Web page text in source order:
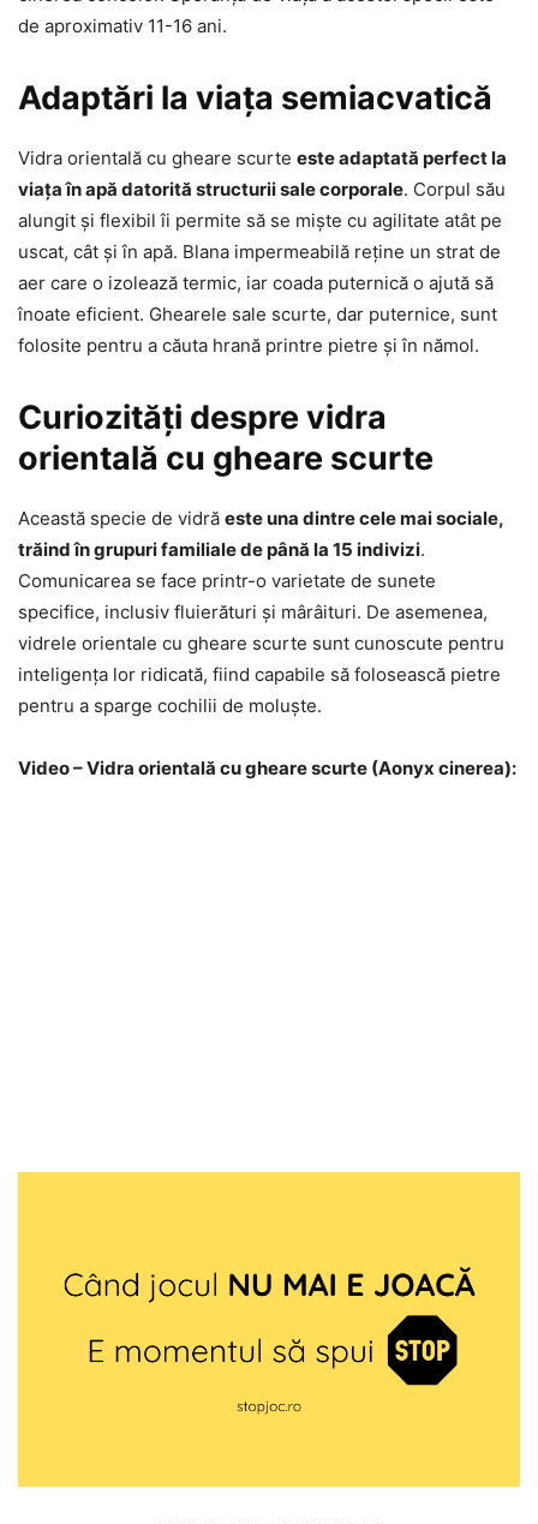
de aproximativ 11-16 ani.
Adaptări la viața semiacvatică
Vidra orientală cu gheare scurte este adaptată perfect la
viața în apă datorită structurii sale corporale. Corpul său
alungit și flexibil îi permite să se miște cu agilitate atât pe
uscat, cât și în apă. Blana impermeabilă reține un strat de
aer care o izolează termic, iar coada puternică o ajută să
înoate eficient. Ghearele sale scurte, dar puternice, sunt
folosite pentru a căuta hrană printre pietre și în nămol.
Curiozități despre vidra
orientală cu gheare scurte
Această specie de vidră este una dintre cele mai sociale,
trăind în grupuri familiale de până la 15 indivizi.
Comunicarea se face printr-o varietate de sunete
specifice, inclusiv fluierături și mârâituri. De asemenea,
vidrele orientale cu gheare scurte sunt cunoscute pentru
inteligența lor ridicată, fiind capabile să folosească pietre
pentru a sparge cochilii de moluște.
Video – Vidra orientală cu gheare scurte (Aonyx cinerea):